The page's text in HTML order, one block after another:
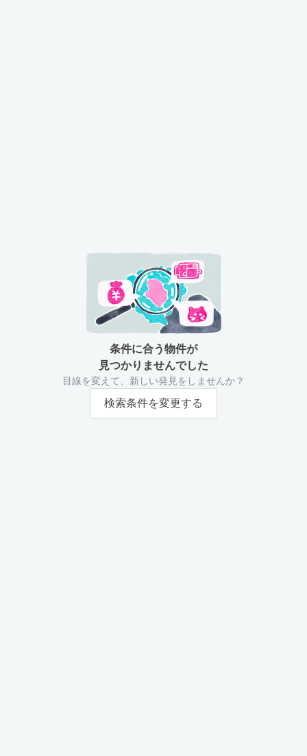
条件に合う物件が
見つかりませんでした
目線を変えて、新しい発見をしませんか？
検索条件を変更する